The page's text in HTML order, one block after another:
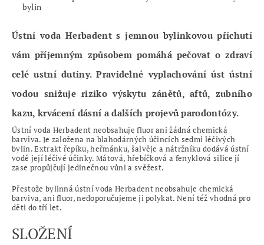
bylin
Ústní voda Herbadent s jemnou bylinkovou příchutí
vám příjemným způsobem pomáhá pečovat o zdraví
celé ustní dutiny. Pravidelné vyplachování úst ústní
vodou snižuje riziko výskytu zánětů, aftů, zubního
kazu, krvácení dásní a dalších projevů parodontózy.
Ústní voda Herbadent neobsahuje fluor ani žádná chemická
barviva. Je založena na blahodárných účincích sedmi léčivých
bylin. Extrakt řepíku, heřmánku, šalvěje a nátržníku dodává ústní
vodě její léčivé účinky. Mátová, hřebíčková a fenyklová silice jí
zase propůjčují jedinečnou vůni a svěžest.
Přestože bylinná ústní voda Herbadent neobsahuje chemická
barviva, ani fluor, nedoporučujeme ji polykat. Není též vhodná pro
děti do tří let.
SLOŽENÍ